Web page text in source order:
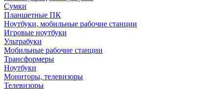
Сумки
Планшетные ПК
Ноутбуки, мобильные рабочие станции
Игровые ноутбуки
Ультрабуки
Мобильные рабочие станции
Трансформеры
Ноутбуки
Мониторы, телевизоры
Телевизоры